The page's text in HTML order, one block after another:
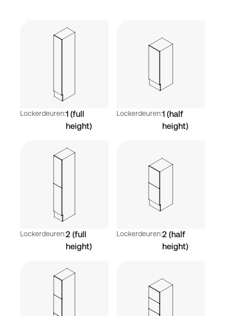
Lockerdeuren:1 (full
height)
Lockerdeuren:1 (half
height)
Lockerdeuren:2 (full
height)
Lockerdeuren:2 (half
height)